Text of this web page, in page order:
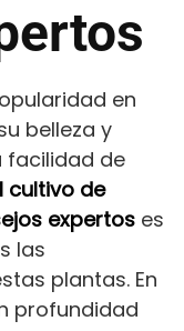
en
belleza y
facilidad de
cultivo de
expertos es
las
plantas. En
profundidad